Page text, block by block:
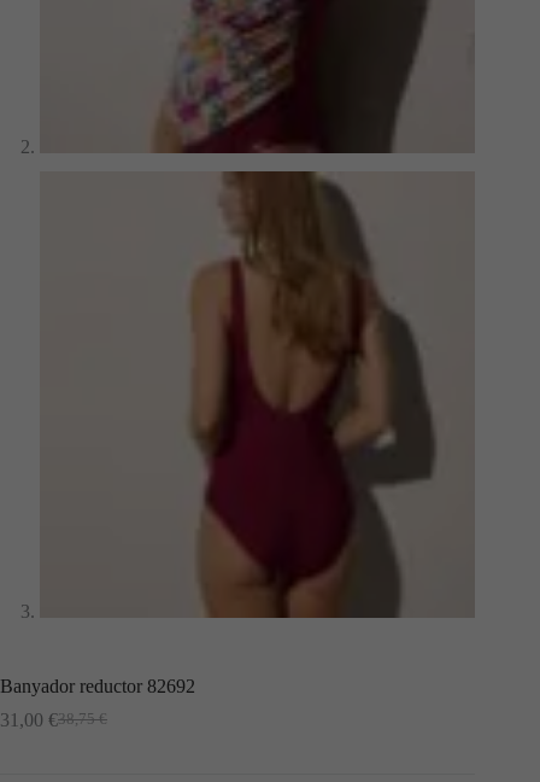
Banyador reductor 82692
38,75€
El
31,00 €El